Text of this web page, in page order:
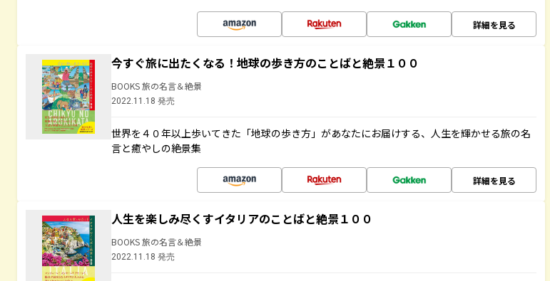
詳細を見る
今すぐ旅に出たくなる！地球の歩き方のことばと絶景１００
BOOKS 旅の名言＆絶景
2022.11.18 発売
世界を４０年以上歩いてきた「地球の歩き方」があなたにお届けする、人生を輝かせる旅の名
言と癒やしの絶景集
詳細を見る
人生を楽しみ尽くすイタリアのことばと絶景１００
BOOKS 旅の名言＆絶景
2022.11.18 発売